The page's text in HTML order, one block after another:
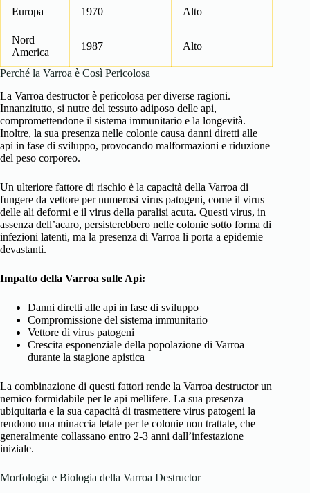
Europa 1970 Alto
Nord
America
1987 Alto
Perché la Varroa è Così Pericolosa
La Varroa destructor è pericolosa per diverse ragioni.
Innanzitutto, si nutre del tessuto adiposo delle api,
compromettendone il sistema immunitario e la longevità.
Inoltre, la sua presenza nelle colonie causa danni diretti alle
api in fase di sviluppo, provocando malformazioni e riduzione
del peso corporeo.
Un ulteriore fattore di rischio è la capacità della Varroa di
fungere da vettore per numerosi virus patogeni, come il virus
delle ali deformi e il virus della paralisi acuta. Questi virus, in
assenza dell’acaro, persisterebbero nelle colonie sotto forma di
infezioni latenti, ma la presenza di Varroa li porta a epidemie
devastanti.
Impatto della Varroa sulle Api:
Danni diretti alle api in fase di sviluppo
Compromissione del sistema immunitario
Vettore di virus patogeni
Crescita esponenziale della popolazione di Varroa
durante la stagione apistica
La combinazione di questi fattori rende la Varroa destructor un
nemico formidabile per le api mellifere. La sua presenza
ubiquitaria e la sua capacità di trasmettere virus patogeni la
rendono una minaccia letale per le colonie non trattate, che
generalmente collassano entro 2-3 anni dall’infestazione
iniziale.
Morfologia e Biologia della Varroa Destructor